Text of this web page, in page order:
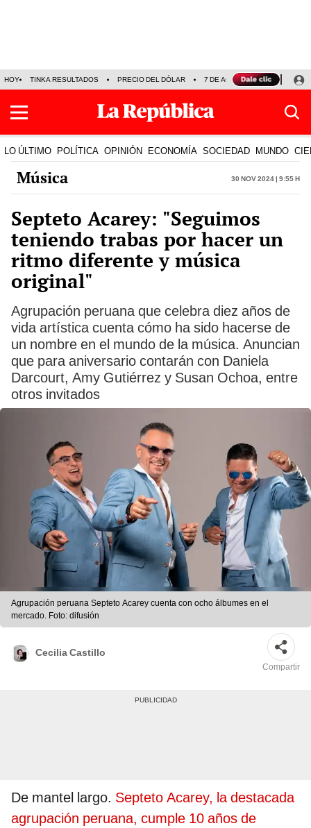
HOY TINKA RESULTADOS PRECIO DEL DÓLAR 7 DE AGOSTO OLLANTA
LO ÚLTIMO POLÍTICA OPINIÓN ECONOMÍA SOCIEDAD MUNDO
Música 30 Nov 2024 | 9:55 h
Septeto Acarey: "Seguimos
teniendo trabas por hacer un
ritmo diferente y música
original"
Agrupación peruana que celebra diez años de
vida artística cuenta cómo ha sido hacerse de
un nombre en el mundo de la música. Anuncian
que para aniversario contarán con Daniela
Darcourt, Amy Gutiérrez y Susan Ochoa, entre
otros invitados
Agrupación peruana Septeto Acarey cuenta con ocho álbumes en el
mercado. Foto: difusión
Cecilia Castillo
Compartir
De mantel largo. Septeto Acarey, la destacada
agrupación peruana, cumple 10 años de